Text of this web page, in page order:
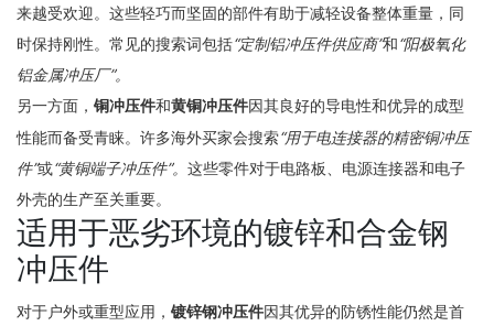
来越受欢迎。这些轻巧而坚固的部件有助于减轻设备整体重量，同
时保持刚性。常见的搜索词包括“定制铝冲压件供应商”和“阳极氧化
铝金属冲压厂”。
另一方面， 铜冲压件和黄铜冲压件因其良好的导电性和优异的成型
性能而备受青睐。许多海外买家会搜索“用于电连接器的精密铜冲压
件”或“黄铜端子冲压件”。 这些零件对于电路板、电源连接器和电子
外壳的生产至关重要。
适用于恶劣环境的镀锌和合金钢
冲压件
对于户外或重型应用， 镀锌钢冲压件因其优异的防锈性能仍然是首